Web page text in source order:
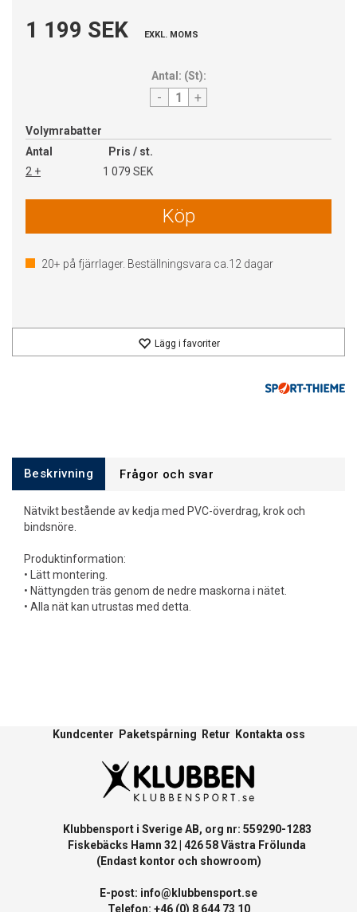
1 199 SEK EXKL. MOMS
Antal: (St):
- +
Volymrabatter
Antal
Pris / st.
2 +
1 079 SEK
Köp
20+ på fjärrlager. Beställningsvara ca. 12 dagar
Lägg i favoriter
Beskrivning Frågor och svar
Nätvikt bestående av kedja med PVC-överdrag, krok och
bindsnöre.
Produktinformation:
• Lätt montering.
• Nättyngden träs genom de nedre maskorna i nätet.
• Alla nät kan utrustas med detta.
Kundcenter Paketspårning Retur Kontakta oss
Klubbensport i Sverige AB, org nr: 559290-1283
Fiskebäcks Hamn 32 | 426 58 Västra Frölunda
(Endast kontor och showroom)
E-post: info@klubbensport.se
Telefon: +46 (0) 8 644 73 10